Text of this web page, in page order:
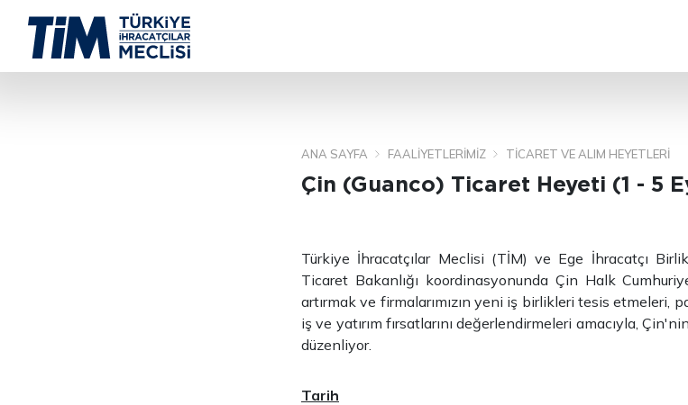
ANA SAYFA FAALIYETLERIMIZ TICARET VE ALIM HEYETLERI
Çin (Guanco) Ticaret Heyeti (1 - 5
Türkiye İhracatçılar Meclisi (TİM) ve Ege İhracatçı
Ticaret Bakanlığı koordinasyonunda Çin Halk
artırmak ve firmalarımızın yeni iş birlikleri tesis etmeleri,
iş ve yatırım fırsatlarını değerlendirmeleri amacıyla,
düzenliyor.
Tarih